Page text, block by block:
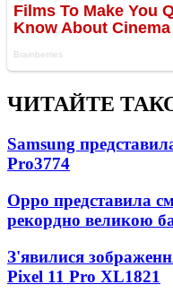
ЧИТАЙТЕ
Samsung
Pro3774
Oppo представила
рекордно великою
З'явилися
Pixel 11 Pro XL1821